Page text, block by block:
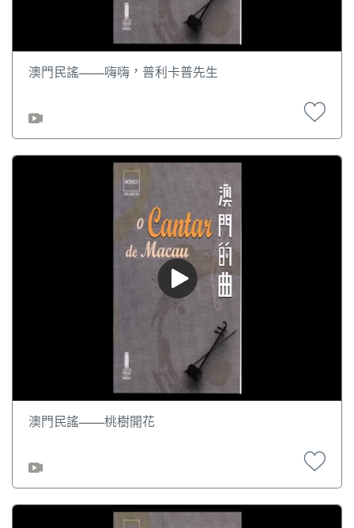
澳門民謠——嗨嗨，普利卡普先生
澳門民謠——桃樹開花